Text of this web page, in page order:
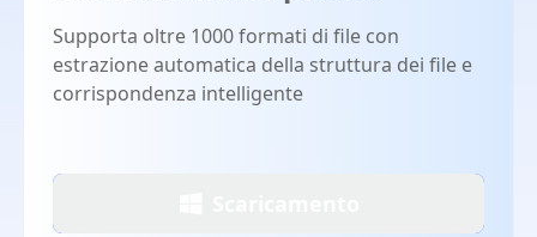
Supporta oltre 1000 formati di file con
estrazione automatica della struttura dei file e
corrispondenza intelligente